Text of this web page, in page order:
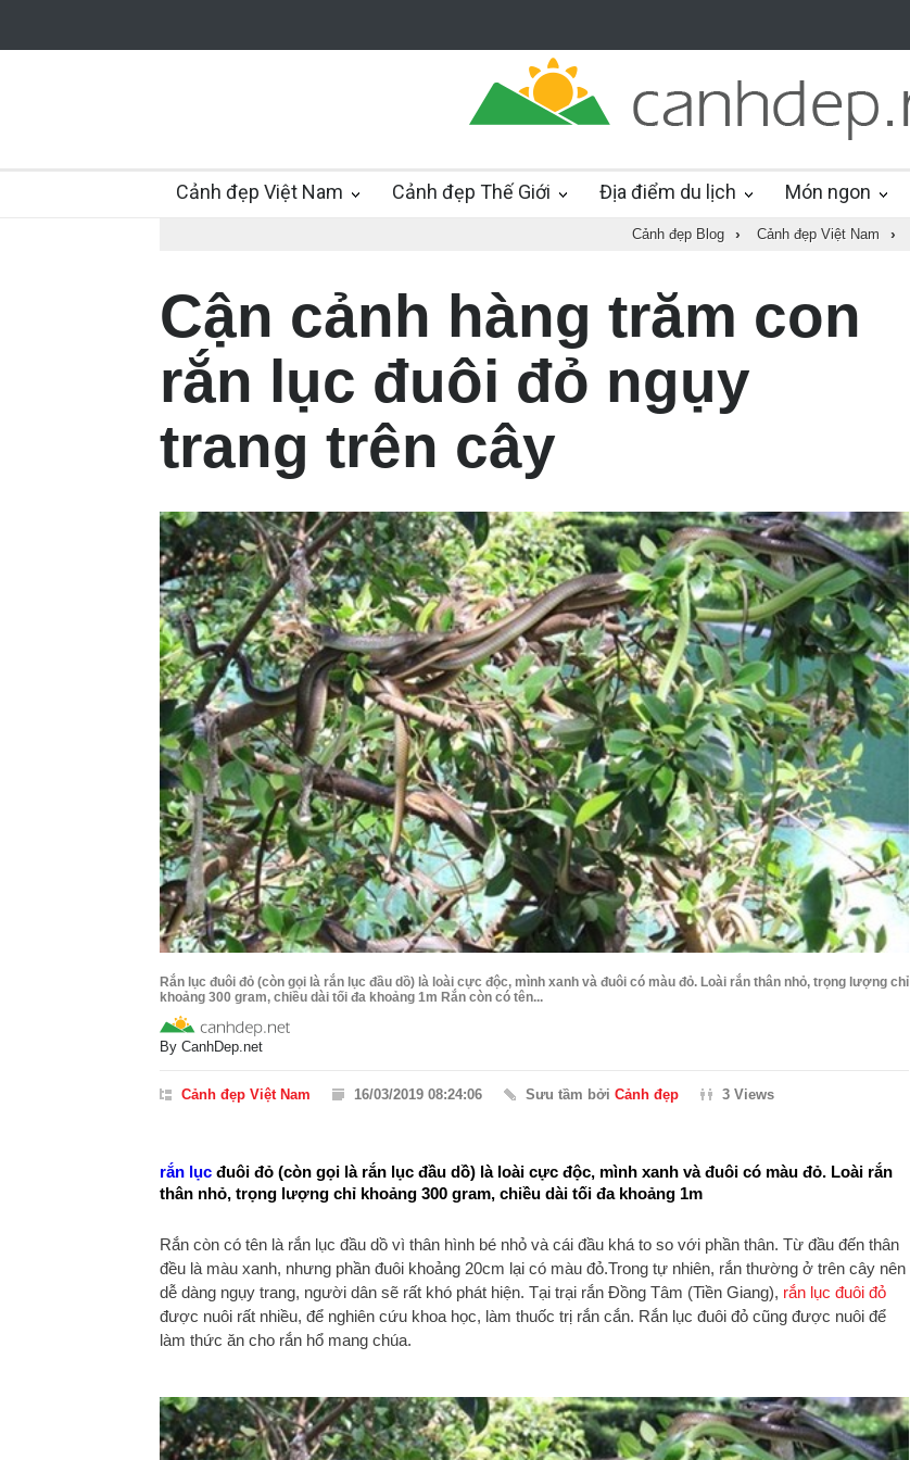
Cảnh đẹp Việt Nam Cảnh đẹp Thế Giới Địa điểm du lịch Món ngon
Cảnh đẹp Blog › Cảnh đẹp Việt Nam ›
Cận cảnh hàng trăm con
rắn lục đuôi đỏ ngụy
trang trên cây
Rắn lục đuôi đỏ (còn gọi là rắn lục đầu dồ) là loài cực độc, mình xanh và đuôi có màu đỏ. Loài rắn thân nhỏ, trọng lượng chỉ
khoảng 300 gram, chiều dài tối đa khoảng 1m Rắn còn có tên...
By CanhDep.net
Cảnh đẹp Việt Nam 16/03/2019 08:24:06 Sưu tầm bởi Cảnh đẹp 3 Views
rắn lục đuôi đỏ (còn gọi là rắn lục đầu dồ) là loài cực độc, mình xanh và đuôi có màu đỏ. Loài rắn
thân nhỏ, trọng lượng chỉ khoảng 300 gram, chiều dài tối đa khoảng 1m
Rắn còn có tên là rắn lục đầu dồ vì thân hình bé nhỏ và cái đầu khá to so với phần thân. Từ đầu đến thân
đều là màu xanh, nhưng phần đuôi khoảng 20cm lại có màu đỏ.Trong tự nhiên, rắn thường ở trên cây nên
dễ dàng ngụy trang, người dân sẽ rất khó phát hiện. Tại trại rắn Đồng Tâm (Tiền Giang), rắn lục đuôi đỏ
được nuôi rất nhiều, để nghiên cứu khoa học, làm thuốc trị rắn cắn. Rắn lục đuôi đỏ cũng được nuôi để
làm thức ăn cho rắn hổ mang chúa.